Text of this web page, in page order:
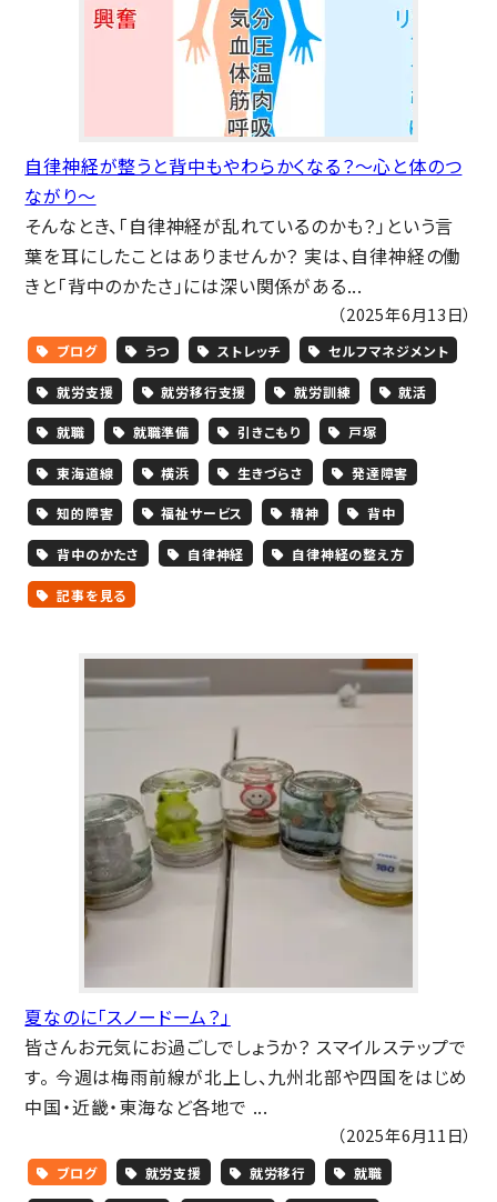
自律神経が整うと背中もやわらかくなる？〜心と体のつ
ながり〜
そんなとき、「自律神経が乱れているのかも？」という言
葉を耳にしたことはありませんか？ 実は、自律神経の働
きと「背中のかたさ」には深い関係がある...
（2025年6月13日）
ブログ うつ ストレッチ セルフマネジメント
就労支援 就労移行支援 就労訓練 就活
就職 就職準備 引きこもり 戸塚
東海道線 横浜 生きづらさ 発達障害
知的障害 福祉サービス 精神 背中
背中のかたさ 自律神経 自律神経の整え方
記事を見る
夏なのに「スノードーム？」
皆さんお元気にお過ごしでしょうか？ スマイルステップで
す。 今週は梅雨前線が北上し、九州北部や四国をはじめ
中国・近畿・東海など各地で ...
（2025年6月11日）
ブログ 就労支援 就労移行 就職